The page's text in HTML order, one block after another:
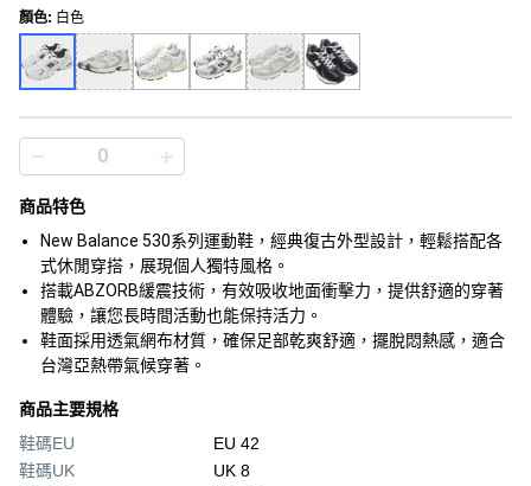
顏色: 白色
商品特色
New Balance 530系列運動鞋，經典復古外型設計，輕鬆搭配各
式休閒穿搭，展現個人獨特風格。
搭載ABZORB緩震技術，有效吸收地面衝擊力，提供舒適的穿著
體驗，讓您長時間活動也能保持活力。
鞋面採用透氣網布材質，確保足部乾爽舒適，擺脫悶熱感，適合
台灣亞熱帶氣候穿著。
商品主要規格
鞋碼EU
EU 42
鞋碼UK
UK 8